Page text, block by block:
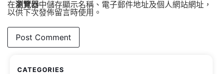
在瀏覽器中儲存顯示名稱、電子郵件地址及個人網站網址，
以供下次發佈留言時使用。
CATEGORIES